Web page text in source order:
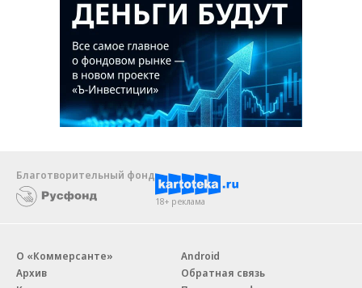
Благотворительный фонд
18+ реклама
О «Коммерсанте»
Архив
Android
Обратная связь